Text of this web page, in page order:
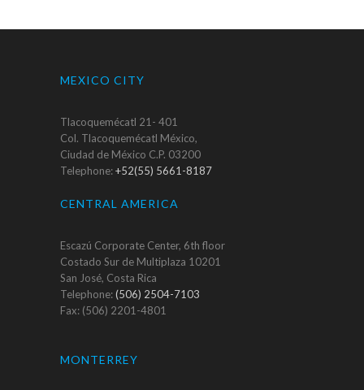
MEXICO CITY
Tlacoquemécatl 21- 401
Col. Tlacoquemécatl México,
Ciudad de México C.P. 03200
Telephone:+52(55) 5661-8187
CENTRAL AMERICA
Escazú Corporate Center, 6th floor
Costado Sur de Multiplaza 10201
San José, Costa Rica
Telephone:(506) 2504-7103
Fax: (506) 2201-4801
MONTERREY